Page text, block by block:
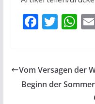
F
b
o
T
er
W
s
A
Vom Versagen der
Beginn der